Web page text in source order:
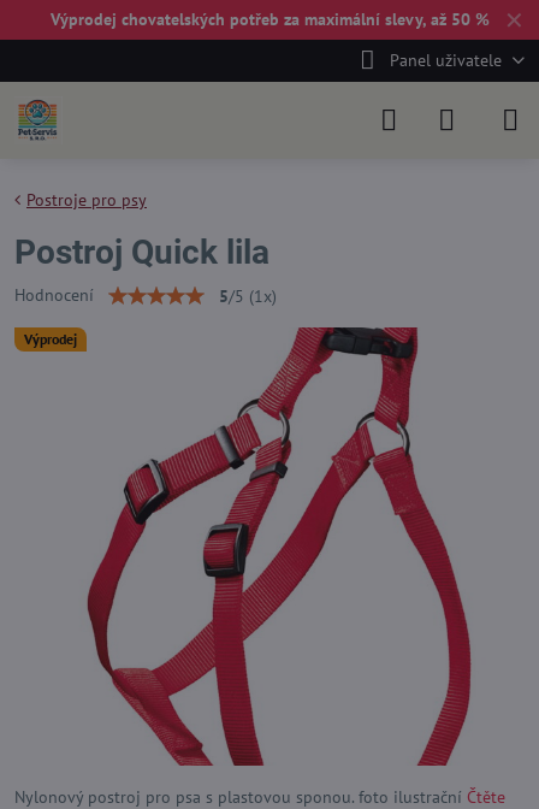
✕
Výprodej chovatelských potřeb za maximální slevy, až 50 %
Panel uživatele
Výprodej
Postroje pro psy
Postroj Quick lila
Hodnocení 5/5 (1 x)
Nylonový postroj pro psa s plastovou sponou. foto ilustrační Čtěte